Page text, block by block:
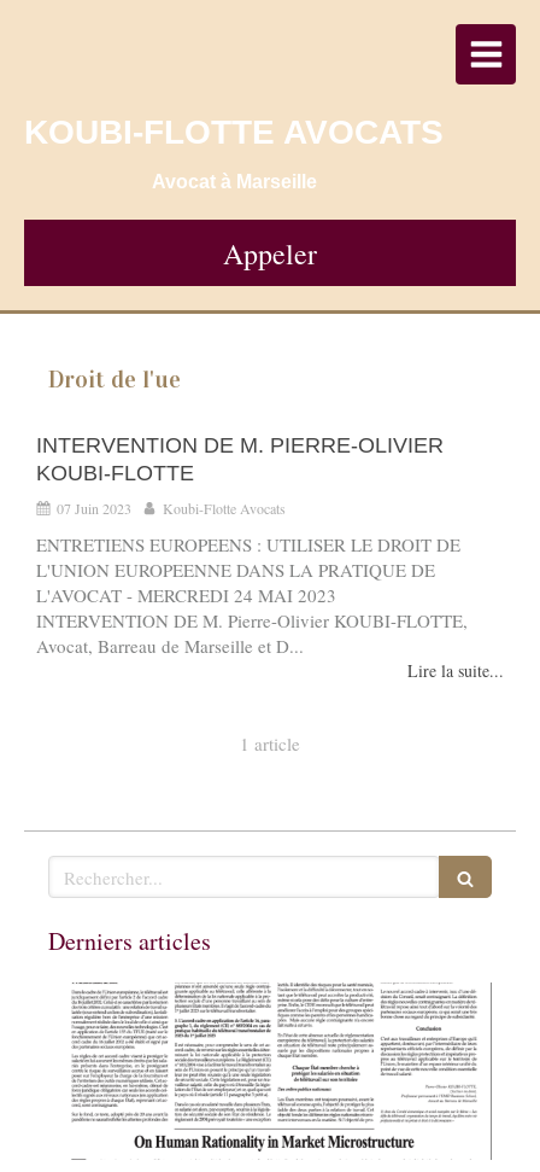
KOUBI-FLOTTE AVOCATS
Avocat à Marseille
Appeler
Droit de l'ue
INTERVENTION DE M. PIERRE-OLIVIER
KOUBI-FLOTTE
07 Juin 2023 Koubi-Flotte Avocats
ENTRETIENS EUROPEENS : UTILISER LE DROIT DE
L'UNION EUROPEENNE DANS LA PRATIQUE DE
L'AVOCAT - MERCREDI 24 MAI 2023
INTERVENTION DE M. Pierre-Olivier KOUBI-FLOTTE,
Avocat, Barreau de Marseille et D...
Lire la suite...
1 article
Rechercher
Derniers articles